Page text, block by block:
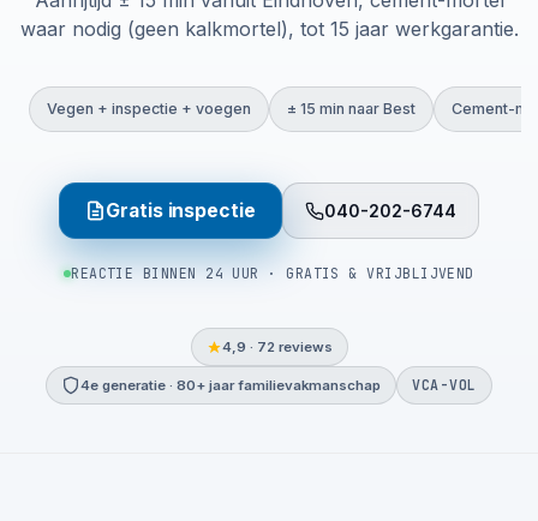
waar nodig (geen kalkmortel), tot 15 jaar werkgarantie.
Vegen + inspectie + voegen ± 15 min naar Best Cement-
Gratis inspectie 040-202-6744
REACTIE BINNEN 24 UUR · GRATIS & VRIJBLIJVEND
4,9 · 72 reviews
4e generatie · 80+ jaar familievakmanschap VCA-VOL